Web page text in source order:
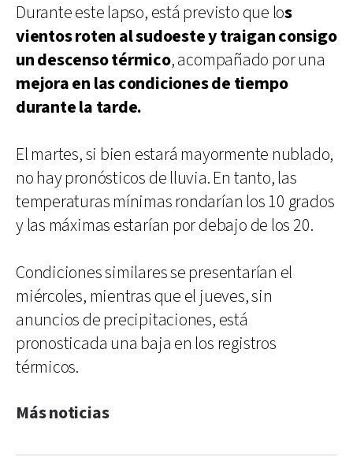
Durante este lapso, está previsto que los
vientos roten al sudoeste y traigan consigo
un descenso térmico, acompañado por una
mejora en las condiciones de tiempo
durante la tarde.
El martes, si bien estará mayormente nublado,
no hay pronósticos de lluvia. En tanto, las
temperaturas mínimas rondarían los 10 grados
y las máximas estarían por debajo de los 20.
Condiciones similares se presentarían el
miércoles, mientras que el jueves, sin
anuncios de precipitaciones, está
pronosticada una baja en los registros
térmicos.
Más noticias